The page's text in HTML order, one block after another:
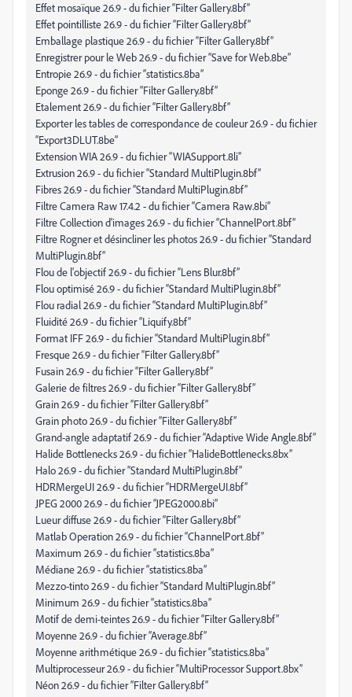
Effet mosaïque 26.9 - du fichier “Filter Gallery.8bf”
Effet pointilliste 26.9 - du fichier “Filter Gallery.8bf”
Emballage plastique 26.9 - du fichier “Filter Gallery.8bf”
Enregistrer pour le Web 26.9 - du fichier “Save for Web.8be”
Entropie 26.9 - du fichier “statistics.8ba”
Eponge 26.9 - du fichier “Filter Gallery.8bf”
Etalement 26.9 - du fichier “Filter Gallery.8bf”
Exporter les tables de correspondance de couleur 26.9 - du fichier
“Export3DLUT.8be”
Extension WIA 26.9 - du fichier “WIASupport.8li”
Extrusion 26.9 - du fichier “Standard MultiPlugin.8bf”
Fibres 26.9 - du fichier “Standard MultiPlugin.8bf”
Filtre Camera Raw 17.4.2 - du fichier “Camera Raw.8bi”
Filtre Collection d'images 26.9 - du fichier “ChannelPort.8bf”
Filtre Rogner et désincliner les photos 26.9 - du fichier “Standard
MultiPlugin.8bf”
Flou de l'objectif 26.9 - du fichier “Lens Blur.8bf”
Flou optimisé 26.9 - du fichier “Standard MultiPlugin.8bf”
Flou radial 26.9 - du fichier “Standard MultiPlugin.8bf”
Fluidité 26.9 - du fichier “Liquify.8bf”
Format IFF 26.9 - du fichier “Standard MultiPlugin.8bf”
Fresque 26.9 - du fichier “Filter Gallery.8bf”
Fusain 26.9 - du fichier “Filter Gallery.8bf”
Galerie de filtres 26.9 - du fichier “Filter Gallery.8bf”
Grain 26.9 - du fichier “Filter Gallery.8bf”
Grain photo 26.9 - du fichier “Filter Gallery.8bf”
Grand-angle adaptatif 26.9 - du fichier “Adaptive Wide Angle.8bf”
Halide Bottlenecks 26.9 - du fichier “HalideBottlenecks.8bx”
Halo 26.9 - du fichier “Standard MultiPlugin.8bf”
HDRMergeUI 26.9 - du fichier “HDRMergeUI.8bf”
JPEG 2000 26.9 - du fichier “JPEG2000.8bi”
Lueur diffuse 26.9 - du fichier “Filter Gallery.8bf”
Matlab Operation 26.9 - du fichier “ChannelPort.8bf”
Maximum 26.9 - du fichier “statistics.8ba”
Médiane 26.9 - du fichier “statistics.8ba”
Mezzo-tinto 26.9 - du fichier “Standard MultiPlugin.8bf”
Minimum 26.9 - du fichier “statistics.8ba”
Motif de demi-teintes 26.9 - du fichier “Filter Gallery.8bf”
Moyenne 26.9 - du fichier “Average.8bf”
Moyenne arithmétique 26.9 - du fichier “statistics.8ba”
Multiprocesseur 26.9 - du fichier “MultiProcessor Support.8bx”
Néon 26.9 - du fichier “Filter Gallery.8bf”